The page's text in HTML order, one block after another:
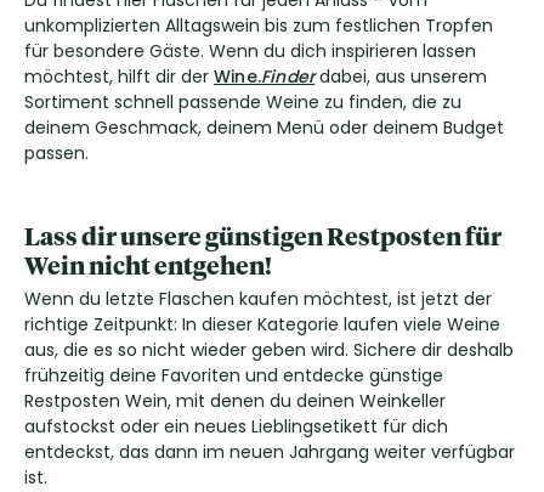
unkomplizierten Alltagswein bis zum festlichen Tropfen
für besondere Gäste. Wenn du dich inspirieren lassen
möchtest, hilft dir der Wine.Finderdabei, aus unserem
Sortiment schnell passende Weine zu finden, die zu
deinem Geschmack, deinem Menü oder deinem Budget
passen.
Lass dir unsere günstigen Restposten für
Wein nicht entgehen!
Wenn du letzte Flaschen kaufen möchtest, ist jetzt der
richtige Zeitpunkt: In dieser Kategorie laufen viele Weine
aus, die es so nicht wieder geben wird. Sichere dir deshalb
frühzeitig deine Favoriten und entdecke günstige
Restposten Wein, mit denen du deinen Weinkeller
aufstockst oder ein neues Lieblingsetikett für dich
entdeckst, das dann im neuen Jahrgang weiter verfügbar
ist.